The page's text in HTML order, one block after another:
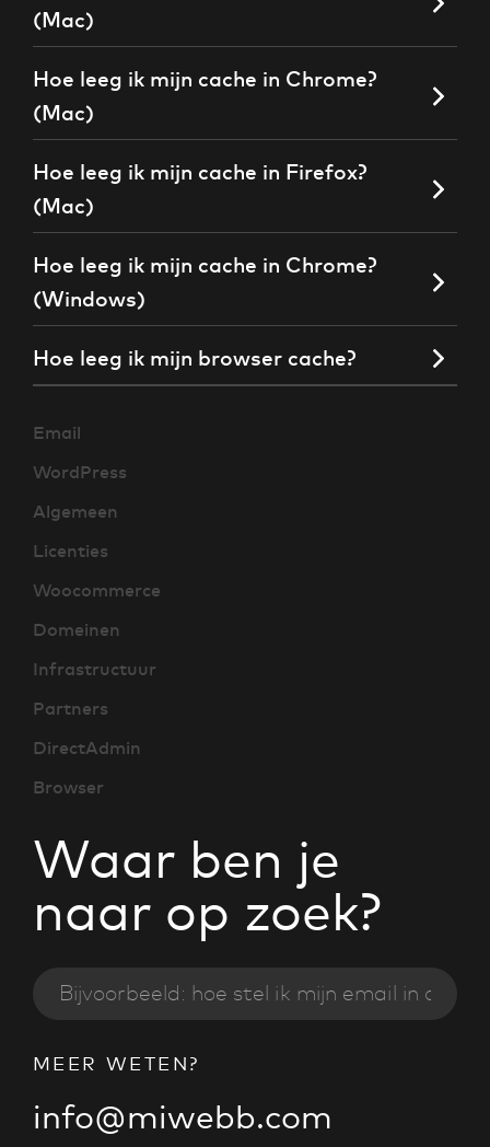
Waar ben je
naar op zoek?
Email
WordPress
Algemeen
Licenties
Woocommerce
Domeinen
Infrastructuur
Partners
DirectAdmin
Browser
(Mac)
Hoe leeg ik mijn cache in Chrome?
(Mac)
Hoe leeg ik mijn cache in Firefox?
(Mac)
Hoe leeg ik mijn cache in Chrome?
(Windows)
Hoe leeg ik mijn browser cache?
MEER WETEN?
info@miwebb.com